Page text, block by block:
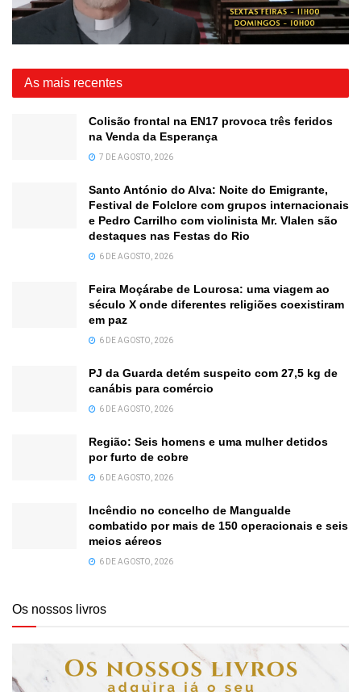
As mais recentes
Colisão frontal na EN17 provoca três feridos
na Venda da Esperança
7 DE AGOSTO, 2026
Santo António do Alva: Noite do Emigrante,
Festival de Folclore com grupos internacionais
e Pedro Carrilho com violinista Mr. Vlalen são
destaques nas Festas do Rio
6 DE AGOSTO, 2026
Feira Moçárabe de Lourosa: uma viagem ao
século X onde diferentes religiões coexistiram
em paz
6 DE AGOSTO, 2026
PJ da Guarda detém suspeito com 27,5 kg de
canábis para comércio
6 DE AGOSTO, 2026
Região: Seis homens e uma mulher detidos
por furto de cobre
6 DE AGOSTO, 2026
Incêndio no concelho de Mangualde
combatido por mais de 150 operacionais e seis
meios aéreos
6 DE AGOSTO, 2026
Os nossos livros